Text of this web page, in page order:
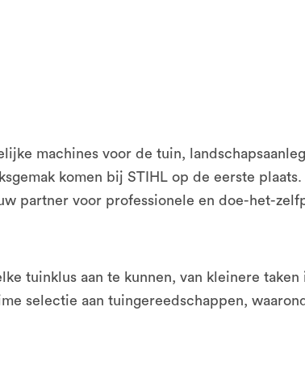
machines voor de tuin,
komen bij STIHL op de eerste
partner voor professionele en doe-het-
tuinklus aan te kunnen, van kleinere
selectie aan tuingereedschappen,